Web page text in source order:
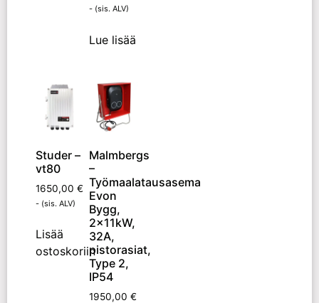
- (sis. ALV)
Lue lisää
Studer –
vt80
1650,00 €
- (sis. ALV)
Lisää
ostoskoriin
Malmbergs
–
Työmaalatausasema
Evon
Bygg,
2x11kW,
32A,
pistorasiat,
Type 2,
IP54
1950,00 €